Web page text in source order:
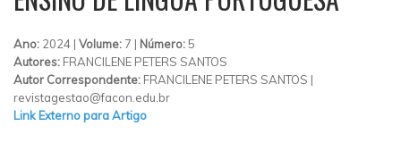
Ano: 2024 | Volume: 7 | Número:5
Autores: FRANCILENE PETERS SANTOS
Autor Correspondente: FRANCILENE PETERS SANTOS |
revistagestao@facon.edu.br
Link Externo para Artigo